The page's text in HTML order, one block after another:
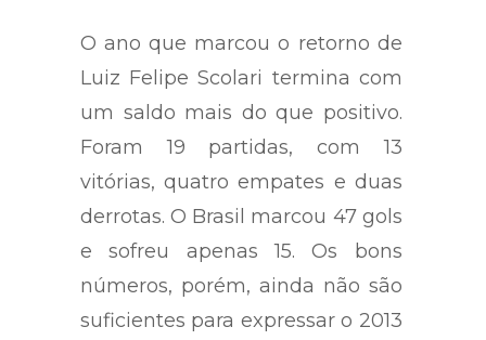
O ano que marcou o retorno de
Luiz Felipe Scolari termina com
um saldo mais do que positivo.
Foram 19 partidas, com 13
vitórias, quatro empates e duas
derrotas. O Brasil marcou 47 gols
e sofreu apenas 15. Os bons
números, porém, ainda não são
suficientes para expressar o 2013